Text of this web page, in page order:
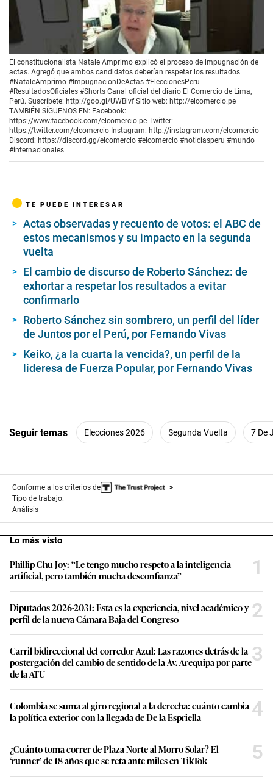
00:00 02:13
El constitucionalista Natale Amprimo explicó el proceso de impugnación de
actas. Agregó que ambos candidatos deberían respetar los resultados.
#NataleAmprimo #ImpugnacionDeActas #EleccionesPeru
#ResultadosOficiales #Shorts Canal oficial del diario El Comercio de Lima,
Perú. Suscríbete: http://goo.gl/UWBivf Sitio web: http://elcomercio.pe
TAMBIÉN SÍGUENOS EN: Facebook:
https://www.facebook.com/elcomercio.pe Twitter:
https://twitter.com/elcomercio Instagram: http://instagram.com/elcomercio
Discord: https://discord.gg/elcomercio #elcomercio #noticiasperu #mundo
#internacionales
TE PUEDE INTERESAR
Actas observadas y recuento de votos: el ABC de
estos mecanismos y su impacto en la segunda
vuelta
El cambio de discurso de Roberto Sánchez: de
exhortar a respetar los resultados a evitar
confirmarlo
Roberto Sánchez sin sombrero, un perfil del líder
de Juntos por el Perú, por Fernando Vivas
Keiko, ¿a la cuarta la vencida?, un perfil de la
lideresa de Fuerza Popular, por Fernando Vivas
Seguir temas Elecciones 2026 Segunda Vuelta 7 De
Conforme a los criterios de
Tipo de trabajo:
Análisis
Lo más visto
Phillip Chu Joy: “Le tengo mucho respeto a la inteligencia
artificial, pero también mucha desconfianza”
1
Diputados 2026-2031: Esta es la experiencia, nivel académico y
perfil de la nueva Cámara Baja del Congreso
2
Carril bidireccional del corredor Azul: Las razones detrás de la
postergación del cambio de sentido de la Av. Arequipa por parte
de la ATU
3
Colombia se suma al giro regional a la derecha: cuánto cambia
la política exterior con la llegada de De la Espriella
4
¿Cuánto toma correr de Plaza Norte al Morro Solar? El
‘runner’ de 18 años que se reta ante miles en TikTok
5